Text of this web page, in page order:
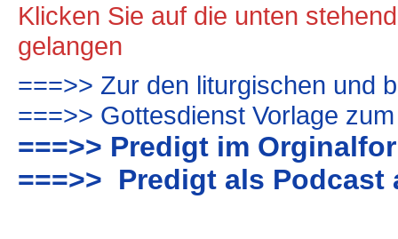
Klicken Sie auf die unten
gelangen
===>> Zur den liturgischen und
===>> Gottesdienst Vorlage
===>> Predigt im
===>> Predigt als